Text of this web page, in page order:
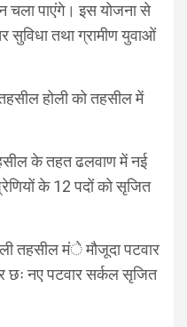
चला पाएंगे। इस योजना से
सुविधा तथा ग्रामीण युवाओं
होली को तहसील में
के तहत ढलवाण में नई
के 12 पदों को सृजित
तहसील मंे मौजूदा पटवार
छः नए पटवार सर्कल सृजित